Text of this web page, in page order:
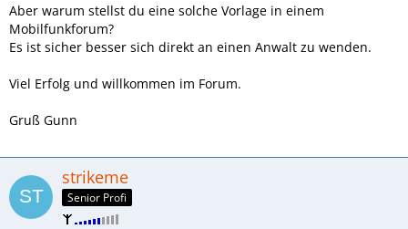
Aber warum stellst du eine solche Vorlage in einem
Mobilfunkforum?
Es ist sicher besser sich direkt an einen Anwalt zu wenden.
Viel Erfolg und willkommen im Forum.
Gruß Gunn
strikeme
Senior Profi